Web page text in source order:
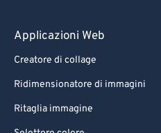
Applicazioni Web
Creatore di collage
Ridimensionatore di immagini
Ritaglia immagine